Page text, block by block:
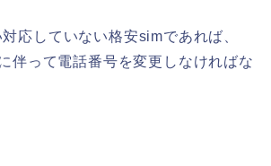
応していない格安simであれば、
伴って電話番号を変更しなければな